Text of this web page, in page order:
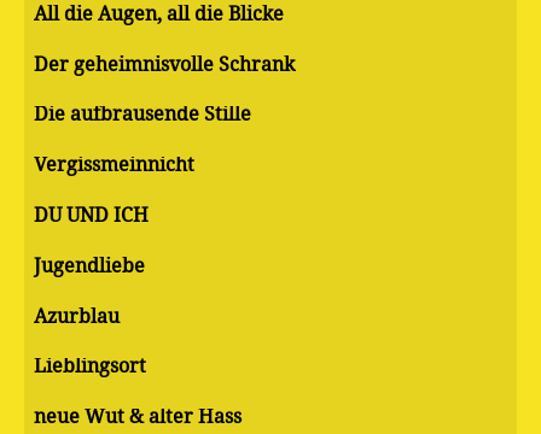
All die Augen, all die Blicke
Der geheimnisvolle Schrank
Die aufbrausende Stille
Vergissmeinnicht
DU UND ICH
Jugendliebe
Azurblau
Lieblingsort
neue Wut & alter Hass